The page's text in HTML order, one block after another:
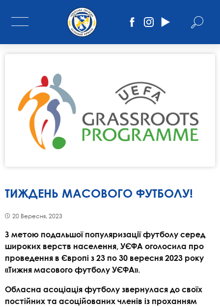
ТИЖДЕНЬ МАСОВОГО ФУТБОЛУ!
20 Вересня, 2023
З метою подальшої популяризації футболу серед
широких верств населення, УЄФА оголосила про
проведення в Європі з 23 по 30 вересня 2023 року
«Тижня масового футболу УЄФА».
Обласна асоціація футболу звернулася до своїх
постійних та асоційованих членів із проханням